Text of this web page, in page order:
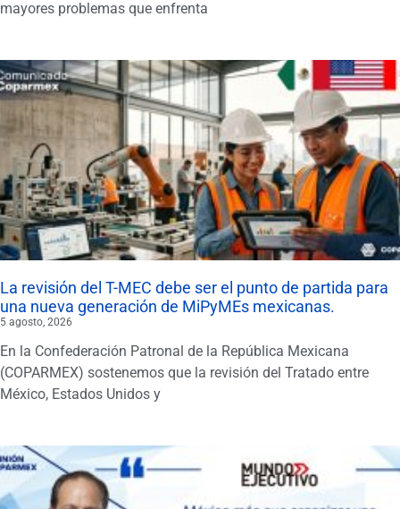
mayores problemas que enfrenta
La revisión del T-MEC debe ser el punto de partida para
una nueva generación de MiPyMEs mexicanas.
5 agosto, 2026
En la Confederación Patronal de la República Mexicana
(COPARMEX) sostenemos que la revisión del Tratado entre
México, Estados Unidos y